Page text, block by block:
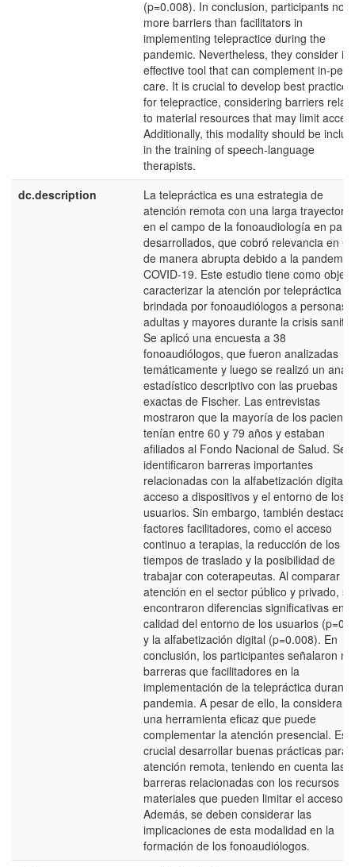
(p=0.008). In conclusion, participants
more barriers than facilitators in
implementing telepractice during the
pandemic. Nevertheless, they consider it
effective tool that can complement in-
care. It is crucial to develop best practices
for telepractice, considering barriers
to material resources that may limit
Additionally, this modality should be
in the training of speech-language
therapists.
dc.description
La telepráctica es una estrategia de
atención remota con una larga trayectoria
en el campo de la fonoaudiología en
desarrollados, que cobró relevancia en
de manera abrupta debido a la pandemia
COVID-19. Este estudio tiene como
caracterizar la atención por telepráctica
brindada por fonoaudiólogos a personas
adultas y mayores durante la crisis
Se aplicó una encuesta a 38
fonoaudiólogos, que fueron analizadas
temáticamente y luego se realizó un
estadístico descriptivo con las pruebas
exactas de Fischer. Las entrevistas
mostraron que la mayoría de los
tenían entre 60 y 79 años y estaban
afiliados al Fondo Nacional de Salud. Se
identificaron barreras importantes
relacionadas con la alfabetización digital,
acceso a dispositivos y el entorno de los
usuarios. Sin embargo, también
factores facilitadores, como el acceso
continuo a terapias, la reducción de los
tiempos de traslado y la posibilidad de
trabajar con coterapeutas. Al comparar la
atención en el sector público y privado, se
encontraron diferencias significativas en
calidad del entorno de los usuarios
y la alfabetización digital (p=0.008). En
conclusión, los participantes señalaron
barreras que facilitadores en la
implementación de la telepráctica
pandemia. A pesar de ello, la consideran
una herramienta eficaz que puede
complementar la atención presencial. Es
crucial desarrollar buenas prácticas para
atención remota, teniendo en cuenta las
barreras relacionadas con los recursos
materiales que pueden limitar el acceso.
Además, se deben considerar las
implicaciones de esta modalidad en la
formación de los fonoaudiólogos.